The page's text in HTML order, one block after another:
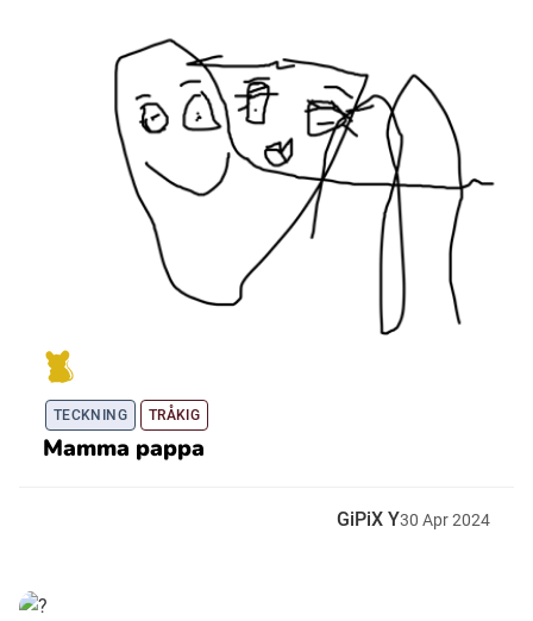
TECKNING TRÅKIG
Mamma pappa
GiPiX Y30 Apr2024